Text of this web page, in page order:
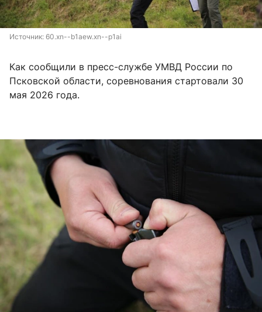
Источник: 60.xn--b1aew.xn--p1ai
Как сообщили в пресс-службе УМВД России по
Псковской области, соревнования стартовали 30
мая 2026 года.